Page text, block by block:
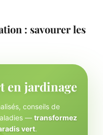
: savourer les
en jardinage
conseils de
— transformez
vert.